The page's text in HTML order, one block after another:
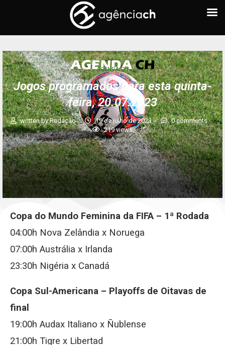
AGENDA CH
Jogos programados para esta quinta-
feira, 20.07.2023
written byRedação 19 de julho de 2023
0 comments
219views
Copa do Mundo Feminina da FIFA – 1ª Rodada
04:00h Nova Zelândia x Noruega
07:00h Austrália x Irlanda
23:30h Nigéria x Canadá
Copa Sul-Americana – Playoffs de Oitavas de
final
19:00h Audax Italiano x Ñublense
21:00h Tigre x Libertad